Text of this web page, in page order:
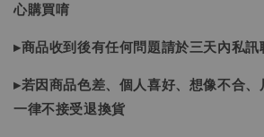
心購買唷
▸商品收到後有任何問題請於三天內私訊
▸若因商品色差、個人喜好、想像不合、
一律不接受退換貨